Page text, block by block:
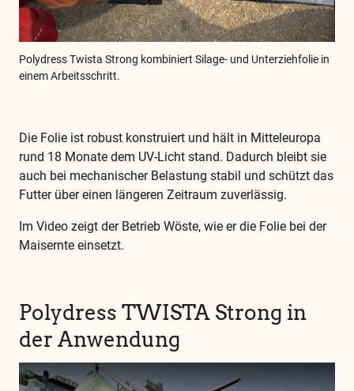
Polydress Twista Strong kombiniert Silage- und Unterziehfolie in
einem Arbeitsschritt.
Die Folie ist robust konstruiert und hält in Mitteleuropa
rund 18 Monate dem UV-Licht stand. Dadurch bleibt sie
auch bei mechanischer Belastung stabil und schützt das
Futter über einen längeren Zeitraum zuverlässig.
Im Video zeigt der Betrieb Wöste, wie er die Folie bei der
Maisernte einsetzt.
Polydress TWISTA Strong in
der Anwendung